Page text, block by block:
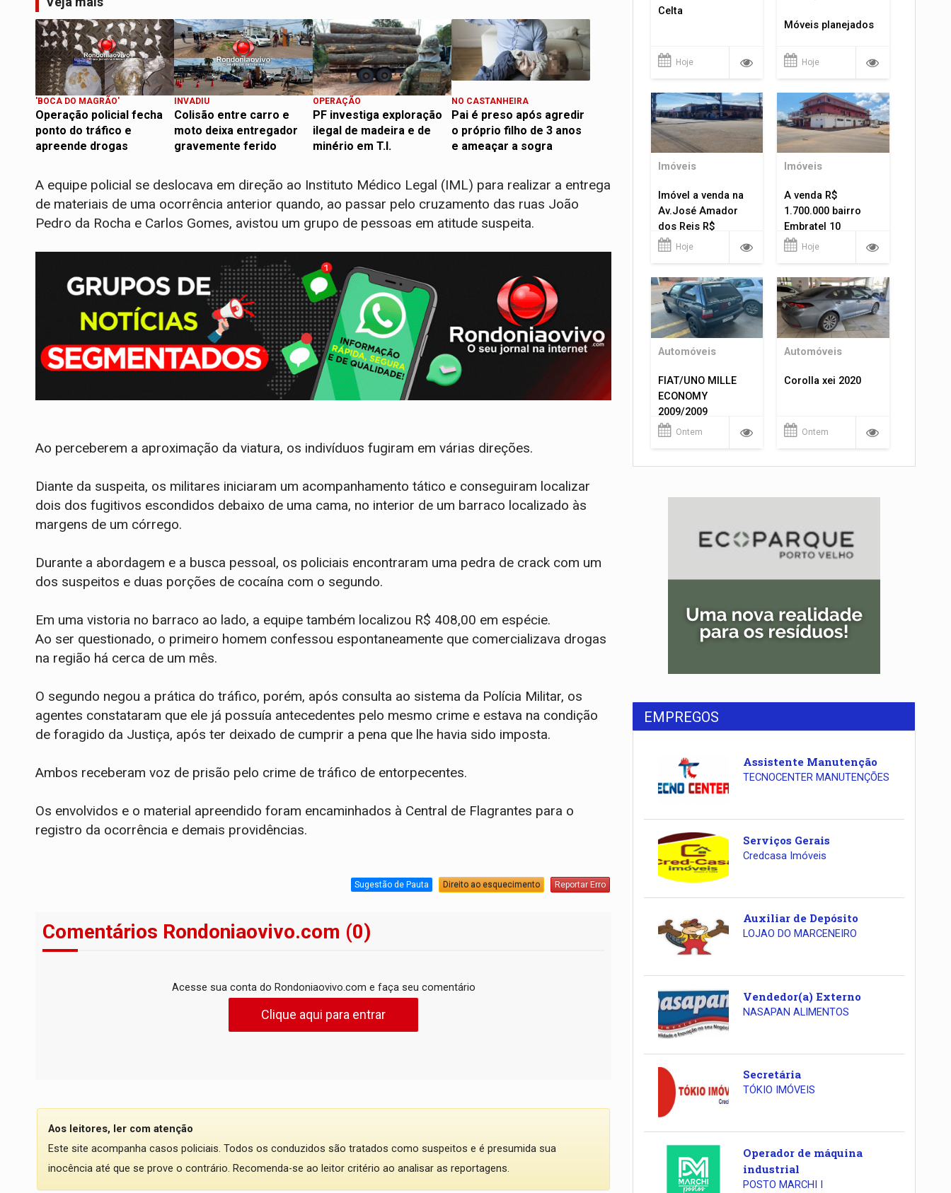
'BOCA DO MAGRÃO'
Operação policial fecha
ponto do tráfico e
apreende drogas
INVADIU
Colisão entre carro e
moto deixa entregador
gravemente ferido
OPERAÇÃO
PF investiga exploração
ilegal de madeira e de
minério em T.I.
NO CASTANHEIRA
Pai é preso após agredir
o próprio filho de 3 anos
e ameaçar a sogra
​A equipe policial se deslocava em direção ao Instituto Médico Legal (IML) para realizar a entrega
de materiais de uma ocorrência anterior quando, ao passar pelo cruzamento das ruas João
Pedro da Rocha e Carlos Gomes, avistou um grupo de pessoas em atitude suspeita.
Ao perceberem a aproximação da viatura, os indivíduos fugiram em várias direções.
​Diante da suspeita, os militares iniciaram um acompanhamento tático e conseguiram localizar
dois dos fugitivos escondidos debaixo de uma cama, no interior de um barraco localizado às
margens de um córrego.
​Durante a abordagem e a busca pessoal, os policiais encontraram uma pedra de crack com um
dos suspeitos e duas porções de cocaína com o segundo.
Em uma vistoria no barraco ao lado, a equipe também localizou R$ 408,00 em espécie.
​Ao ser questionado, o primeiro homem confessou espontaneamente que comercializava drogas
na região há cerca de um mês.
O segundo negou a prática do tráfico, porém, após consulta ao sistema da Polícia Militar, os
agentes constataram que ele já possuía antecedentes pelo mesmo crime e estava na condição
de foragido da Justiça, após ter deixado de cumprir a pena que lhe havia sido imposta.
​Ambos receberam voz de prisão pelo crime de tráfico de entorpecentes.
Os envolvidos e o material apreendido foram encaminhados à Central de Flagrantes para o
registro da ocorrência e demais providências.
Sugestão de Pauta Direito ao esquecimento Reportar Erro
Comentários Rondoniaovivo.com (0)
Acesse sua conta do Rondoniaovivo.com e faça seu comentário
Clique aqui para entrar
Aos leitores, ler com atenção
Este site acompanha casos policiais. Todos os conduzidos são tratados como suspeitos e é presumida sua
inocência até que se prove o contrário. Recomenda-se ao leitor critério ao analisar as reportagens.
Celta
Hoje
Móveis planejados
Hoje
Imóveis
Imóvel a venda na
Av.José Amador
dos Reis R$
1.400.000
Hoje
Imóveis
A venda R$
1.700.000 bairro
Embratel 10
apartamentos!
Hoje
Automóveis
FIAT/UNO MILLE
ECONOMY
2009/2009
Ontem
Automóveis
Corolla xei 2020
Ontem
EMPREGOS
Assistente Manutenção
TECNOCENTER MANUTENÇÕES
Serviços Gerais
Credcasa Imóveis
Auxiliar de Depósito
LOJAO DO MARCENEIRO
Vendedor(a) Externo
NASAPAN ALIMENTOS
Secretária
TÓKIO IMÓVEIS
Operador de máquina
industrial
POSTO MARCHI I